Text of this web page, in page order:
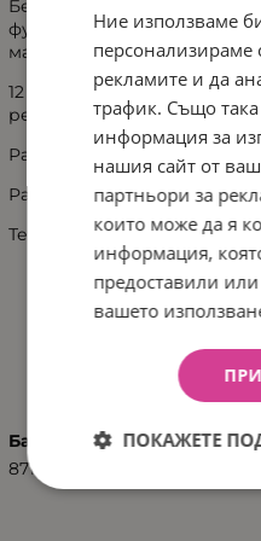
Без ограничение за деца и
футболната маса Umbro
маса на всякаква височина
12 готови за игра играчи
резултата на всяка врата
Размери на игралното поле:
Размери в опаковка:
Тегло: 2,30 кг
Баркод (ISBN, UPC, др.)
8711252268910
Ние използваме
рекламите и да
трафик. Също
информация за
нашия сайт от
партньори за
които може да я
информация,
предоставили
вашето
ПОКАЖЕТЕ